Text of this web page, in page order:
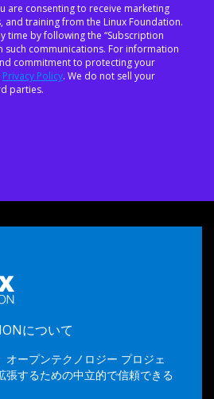
are consenting to receive marketing
and training from the Linux Foundation.
time by following the “Subscription
such communications. For information
commitment to protecting your
Privacy Policy. We do not sell your
parties.
について
ープンテクノロジー プロジェ
張するための中立的で信頼できる